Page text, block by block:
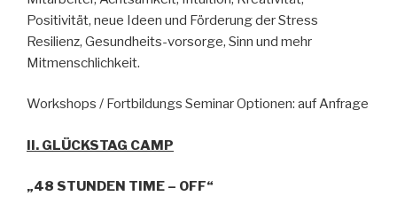
Positivität, neue Ideen und Förderung der Stress
Resilienz, Gesundheits-vorsorge, Sinn und mehr
Mitmenschlichkeit.
Workshops / Fortbildungs Seminar Optionen: auf Anfrage
II. GLÜCKSTAG CAMP
„48 STUNDEN TIME – OFF“